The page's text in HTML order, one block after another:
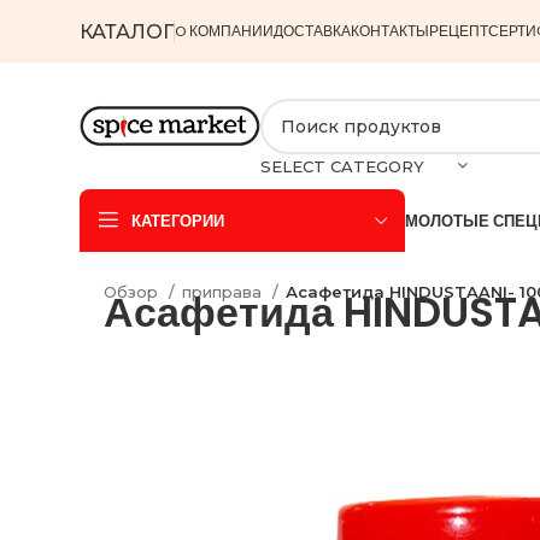
КАТАЛОГO КОМПАНИИДОСТАВКАКОНТАКТЫРЕЦЕПТ
SELECT CATEGORY
КАТЕГОРИИ МОЛОТЫЕ
Обзор приправа Асафетида HINDUSTAANI-
Асафетида